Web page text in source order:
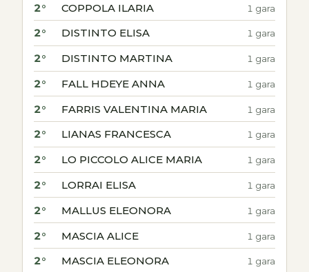
2° COPPOLA ILARIA 1 gara
2° DISTINTO ELISA 1 gara
2° DISTINTO MARTINA 1 gara
2° FALL HDEYE ANNA 1 gara
2° FARRIS VALENTINA MARIA 1 gara
2° LIANAS FRANCESCA 1 gara
2° LO PICCOLO ALICE MARIA 1 gara
2° LORRAI ELISA 1 gara
2° MALLUS ELEONORA 1 gara
2° MASCIA ALICE 1 gara
2° MASCIA ELEONORA 1 gara